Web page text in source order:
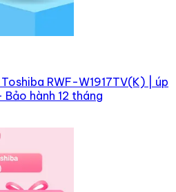
RWF-W1917TV(K) | úp
hành 12 tháng